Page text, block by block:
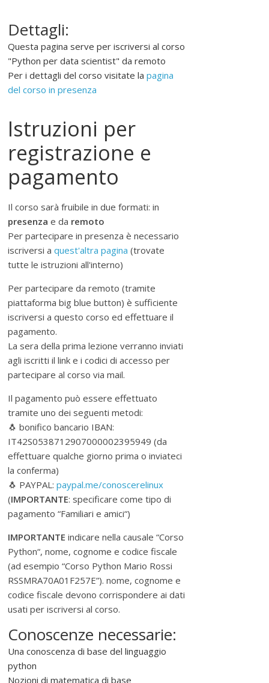
r
e
,
s
e
n
e
r
e
e
d
i
f
o
n
d
e
r
e
l
u
s
o
d
e
l
"
S
o
f
t
w
a
r
e
i
b
e
r
Dettagli:
Questa pagina serve per iscriversi al corso
"Python per data scientist" da remoto
Per i dettagli del corso visitate lapagina
del corso in presenza
Istruzioni per
registrazione e
pagamento
Il corso sarà fruibile in due formati: in
presenza e da remoto
Per partecipare in presenza è necessario
iscriversi aquest'altra pagina (trovate
tutte le istruzioni all'interno)
Per partecipare da remoto (tramite
piattaforma big blue button) è sufficiente
iscriversi a questo corso ed effettuare il
pagamento.
La sera della prima lezione verranno inviati
agli iscritti il link e i codici di accesso per
partecipare al corso via mail.
Il pagamento può essere effettuato
tramite uno dei seguenti metodi:
🐧 bonifico bancario IBAN:
IT42S0538712907000002395949 (da
effettuare qualche giorno prima o inviateci
la conferma)
🐧 PAYPAL:paypal.me/conoscerelinux
(IMPORTANTE: specificare come tipo di
pagamento “Familiari e amici“)
IMPORTANTE indicare nella causale “Corso
Python“, nome, cognome e codice fiscale
(ad esempio “Corso Python Mario Rossi
RSSMRA70A01F257E”). nome, cognome e
codice fiscale devono corrispondere ai dati
usati per iscriversi al corso.
Conoscenze necessarie:
Una conoscenza di base del linguaggio
python
Nozioni di matematica di base